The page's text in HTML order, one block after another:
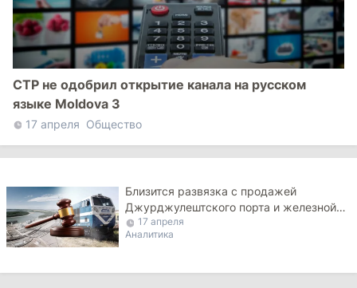
СТР не одобрил открытие канала на русском
языке Moldova 3
17 апреля Общество
Близится развязка с продажей
Джурджулештского порта и железной
дороги Молдовы
17 апреля
Аналитика